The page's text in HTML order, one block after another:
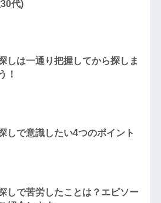
代)
しは一通り把握してから探しま
！
しで意識したい4つのポイント
しで苦労したことは？エピソー